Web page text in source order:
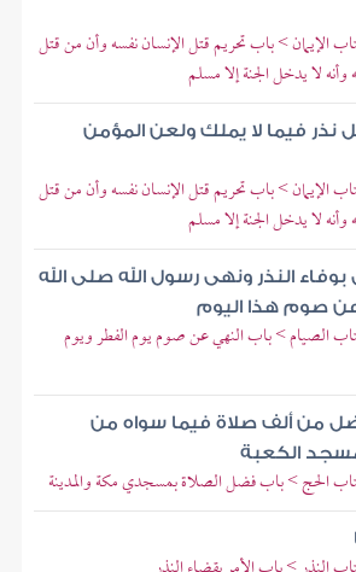
> باب تحريم قتل الإنسان نفسه وأن من قتل
لا يدخل الجنة إلا مسلم
فيما لا يملك ولعن المؤمن
> باب تحريم قتل الإنسان نفسه وأن من قتل
لا يدخل الجنة إلا مسلم
بوفاء النذر ونهى رسول الله صلى الله
صوم هذا اليوم
الصيام > باب النهي عن صوم يوم الفطر ويوم
من ألف صلاة فيما سواه من
مسجد الكعبة
الحج > باب فضل الصلاة بمسجدي مكة والمدينة